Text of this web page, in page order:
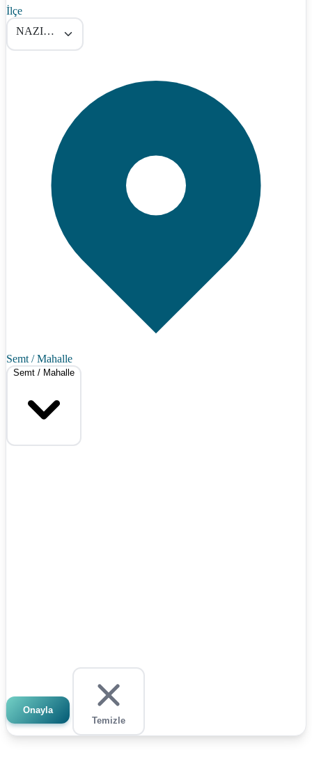
İlçe
NAZIMİYE
Semt / Mahalle
Semt / Mahalle
Onayla
Temizle